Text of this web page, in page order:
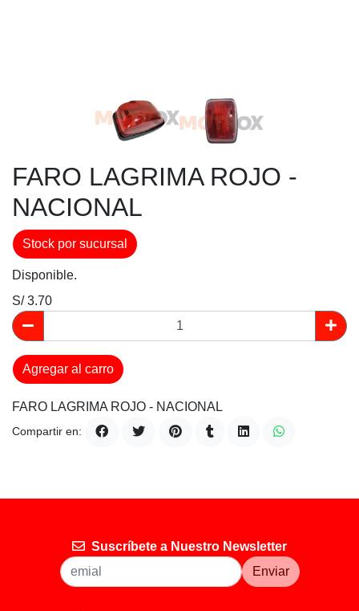
FARO LAGRIMA ROJO -
NACIONAL
Stock por sucursal
Disponible.
S/ 3.70
Agregar al carro
FARO LAGRIMA ROJO - NACIONAL
Compartir en:
Suscríbete a Nuestro Newsletter
Enviar